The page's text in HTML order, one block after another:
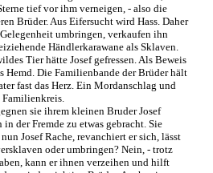
tief vor ihm verneigen, - also die
Brüder. Aus Eifersucht wird Hass. Daher
umbringen, verkaufen ihn
Händlerkarawane als Sklaven.
Tier hätte Josef gefressen. Als Beweis
Hemd. Die Familienbande der Brüder hält
fast das Herz. Ein Mordanschlag und
Familienkreis.
sie ihrem kleinen Bruder Josef
der Fremde zu etwas gebracht. Sie
Josef Rache, revanchiert er sich, lässt
oder umbringen? Nein, - trotz
kann er ihnen verzeihen und hilft